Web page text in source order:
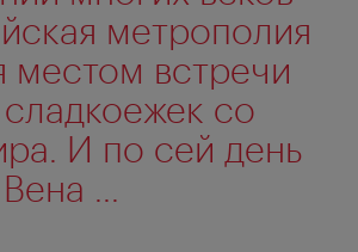
метрополия
местом встречи
со
И по сей день
...